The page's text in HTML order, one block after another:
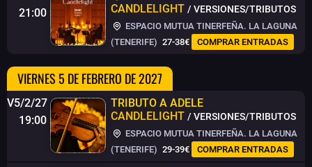
21:00
CANDLELIGHT / VERSIONES/TRIBUTOS
ESPACIO MUTUA TINERFEÑA. LA LAGUNA
(TENERIFE) 27-38€ COMPRAR ENTRADAS
VIERNES 5 DE FEBRERO DE 2027
V5/2/27
19:00
TRIBUTO A ADELE
CANDLELIGHT / VERSIONES/TRIBUTOS
ESPACIO MUTUA TINERFEÑA. LA LAGUNA
(TENERIFE) 29-39€ COMPRAR ENTRADAS